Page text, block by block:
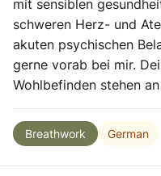
mit sensiblen
schweren Herz- und
akuten psychischen
gerne vorab bei mir.
Wohlbefinden stehen
Breathwork German